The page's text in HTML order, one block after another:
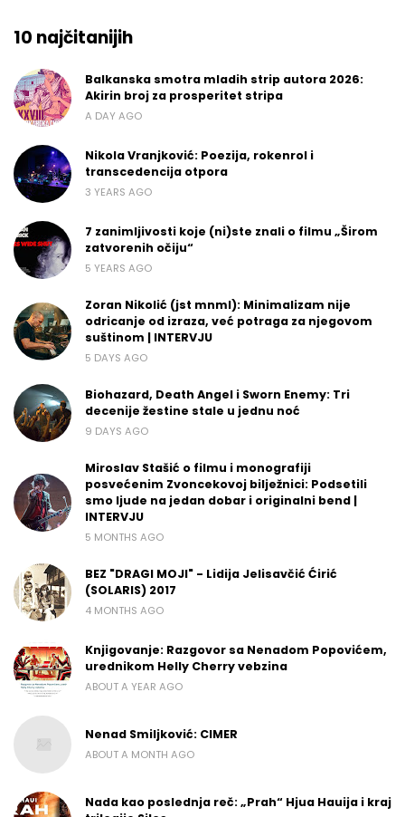
10 najčitanijih
Balkanska smotra mladih strip autora 2026:
Akirin broj za prosperitet stripa
A DAY AGO
Nikola Vranjković: Poezija, rokenrol i
transcedencija otpora
3 YEARS AGO
7 zanimljivosti koje (ni)ste znali o filmu „Širom
zatvorenih očiju“
5 YEARS AGO
Zoran Nikolić (jst mnml): Minimalizam nije
odricanje od izraza, već potraga za njegovom
suštinom | INTERVJU
5 DAYS AGO
Biohazard, Death Angel i Sworn Enemy: Tri
decenije žestine stale u jednu noć
9 DAYS AGO
Miroslav Stašić o filmu i monografiji
posvećenim Zvoncekovoj bilježnici: Podsetili
smo ljude na jedan dobar i originalni bend |
INTERVJU
5 MONTHS AGO
BEZ "DRAGI MOJI" - Lidija Jelisavčić Ćirić
(SOLARIS) 2017
4 MONTHS AGO
Knjigovanje: Razgovor sa Nenadom Popovićem,
urednikom Helly Cherry vebzina
ABOUT A YEAR AGO
Nenad Smiljković: CIMER
ABOUT A MONTH AGO
Nada kao poslednja reč: „Prah“ Hjua Hauija i kraj